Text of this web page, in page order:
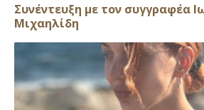
Συνέντευξη με τον συγγραφέα
Μιχαηλίδη